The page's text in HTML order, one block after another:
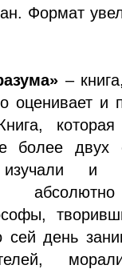
Формат
–
оценивает и
которая
более двух
и
сей день